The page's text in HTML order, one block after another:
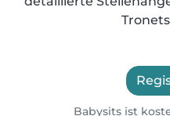
Babysits ist